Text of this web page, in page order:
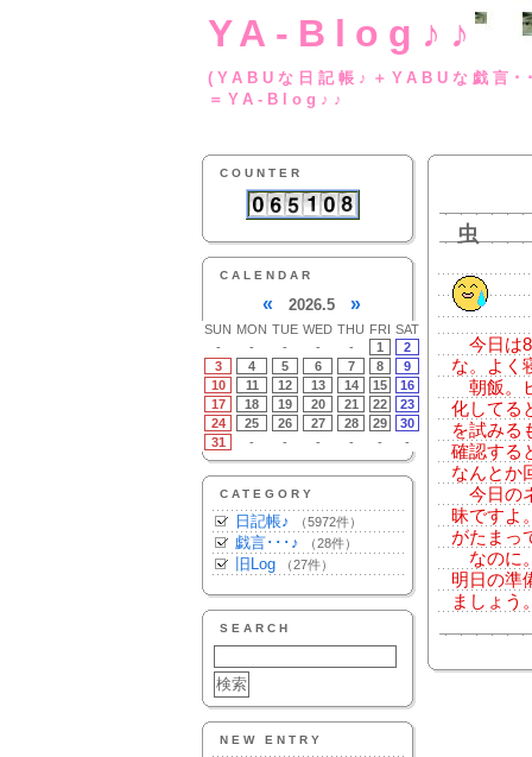
YA-Blog♪♪
(YABUな日記帳♪
＝YA-Blog♪♪
COUNTER
CALENDAR
« 2026.5 »
SUN MON TUE WED THU FRI SAT
-
- - - - 1
2
3
4 5 6 7 8
9
10
11 12 13 14 15
16
17
18 19 20 21 22
23
24
25 26 27 28 29
30
31
- - - - - -
CATEGORY
日記帳♪ （5972件）
戯言･･･♪ （28件）
旧Log （27件）
SEARCH
NEW ENTRY
虫
今日は8
な。よく
朝飯。
化してる
を試みる
確認する
なんとか
今日の
昧ですよ
がたまっ
なのに
明日の準
ましょう